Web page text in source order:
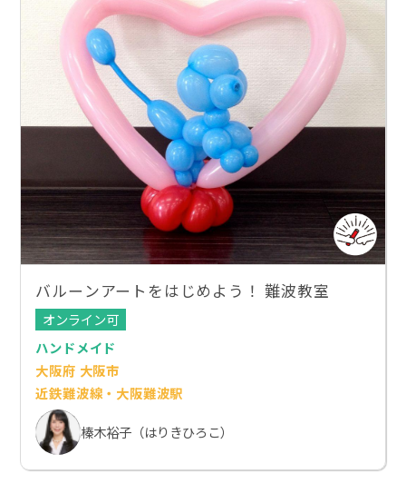
バルーンアートをはじめよう！ 難波教室
オンライン可
ハンドメイド
大阪府 大阪市
近鉄難波線・大阪難波駅
榛木裕子（はりきひろこ）